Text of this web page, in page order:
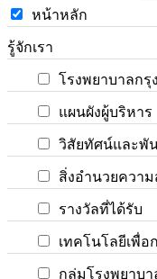
หน้าหลัก
รู้จักเรา
โรงพยาบาลกรุ
แผนผังผู้บริหาร
วิสัยทัศน์และพั
สิ่งอำนวยควา
รางวัลที่ได้รับ
เทคโนโลยีเพื่อ
กลุ่มโรงพยาบา